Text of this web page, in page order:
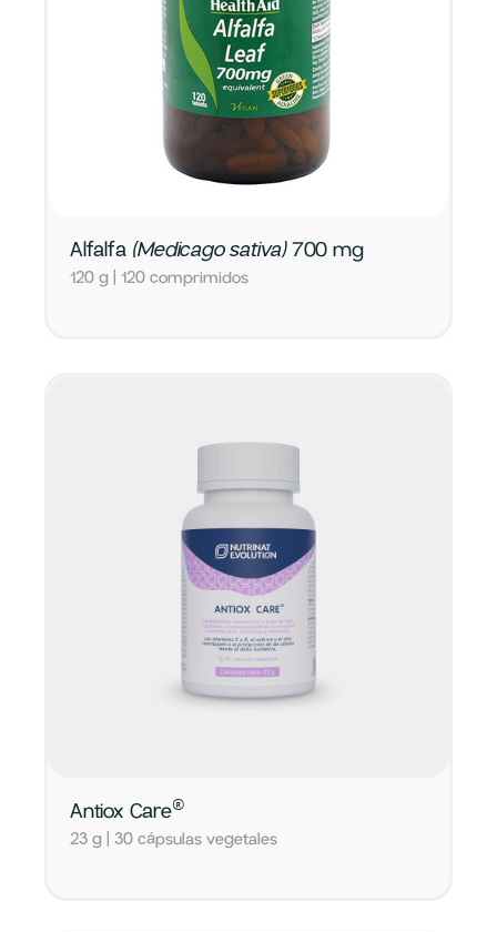
Alfalfa (Medicago sativa)700 mg
120 g | 120 comprimidos
Antiox Care®
23 g | 30 cápsulas vegetales